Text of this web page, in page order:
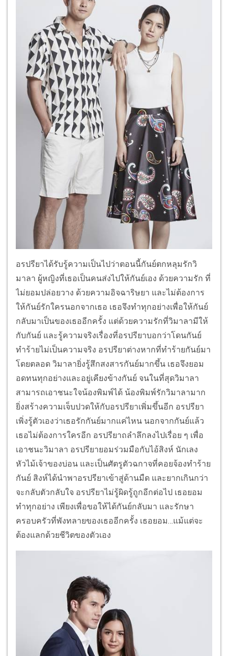
อรปรียาได้รับรู้ความเป็นไปว่าตอนนี้กันย์ตกหลุมรักวิ
มาลา ผู้หญิงที่เธอเป็นคนส่งไปให้กันย์เอง ด้วยความรัก ที่
ไม่ยอมปล่อยวาง ด้วยความอิจฉาริษยา และไม่ต้องการ
ให้กันย์รักใครนอกจากเธอ เธอจึงทำทุกอย่างเพื่อให้กันย์
กลับมาเป็นของเธออีกครั้ง แต่ด้วยความรักที่วิมาลามีให้
กับกันย์ และรู้ความจริงเรื่องที่อรปรียาบอกว่าโดนกันย์
ทำร้ายไม่เป็นความจริง อรปรียาต่างหากที่ทำร้ายกันย์มา
โดยตลอด วิมาลายิ่งรู้สึกสงสารกันย์มากขึ้น เธอจึงยอม
อดทนทุกอย่างและอยู่เคียงข้างกันย์ จนในที่สุดวิมาลา
สามารถเอาชนะใจน้องพิมพ์ได้ น้องพิมพ์รักวิมาลามาก
ยิ่งสร้างความเจ็บปวดให้กับอรปรียาเพิ่มขึ้นอีก อรปรียา
เพิ่งรู้ตัวเองว่าเธอรักกันย์มากแค่ไหน นอกจากกันย์แล้ว
เธอไม่ต้องการใครอีก อรปรียาถลำลึกลงไปเรื่อย ๆ เพื่อ
เอาชนะวิมาลา อรปรียายอมร่วมมือกับไอ้สิงห์ นักเลง
หัวไม้เจ้าของบ่อน และเป็นศัตรูตัวฉกาจที่คอยจ้องทำร้าย
กันย์ สิงห์ได้นำพาอรปรียาเข้าสู่ด้านมืด และยากเกินกว่า
จะกลับตัวกลับใจ อรปรียาไม่รู้ผิดรู้ถูกอีกต่อไป เธอยอม
ทำทุกอย่าง เพียงเพื่อขอให้ได้กันย์กลับมา และรักษา
ครอบครัวที่พังทลายของเธออีกครั้ง เธอยอม…แม้แต่จะ
ต้องแลกด้วยชีวิตของตัวเอง